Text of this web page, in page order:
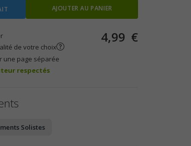
AJOUTER AU PANIER
de votre choix
une page séparée
respectés
4,99 €
Solistes